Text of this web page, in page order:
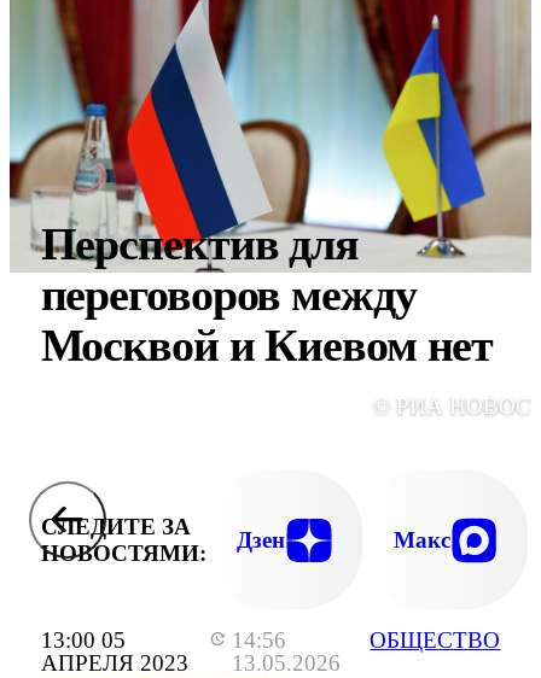
13:00 05
АПРЕЛЯ 2023
14:56
13.05.2026
ОБЩЕСТВО
Перспектив для
переговоров между
Москвой и Киевом нет
© РИА
СЛЕДИТЕ ЗА
НОВОСТЯМИ:
Дзен Макс